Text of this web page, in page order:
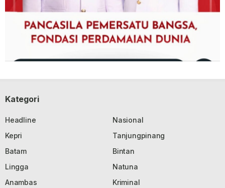
Kategori
Headline
Nasional
Kepri
Tanjungpinang
Batam
Bintan
Lingga
Natuna
Anambas
Kriminal